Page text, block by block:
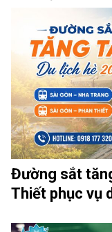
Đường sắt
Thiết phục vụ